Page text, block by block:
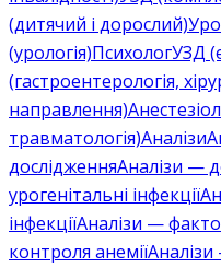
(дитячий і дорослий)
(урологія)ПсихологУЗД
(гастроентерологія,
направлення)
травматологія)Аналізи
дослідженняАналізи —
урогенітальні інфекції
інфекціїАналізи —
контроля анемії